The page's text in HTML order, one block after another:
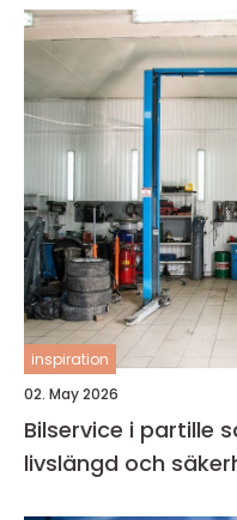
inspiration
02. May 2026
Bilservice i partille så maxar du bilens
livslängd och